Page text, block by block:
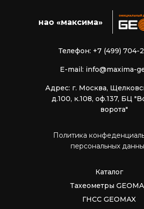
нао «максима»
Телефон: +7 (499) 704-
E-mail: info@maxima-
Адрес: г. Москва,
д.100, к.108, оф.137, БЦ
ворота"
Политика
персональных
Каталог
Тахеометры
ГНСС GEOMAX